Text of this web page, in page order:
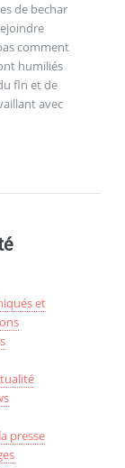
de bechar
comment
humiliés
fln et de
avec
et
presse